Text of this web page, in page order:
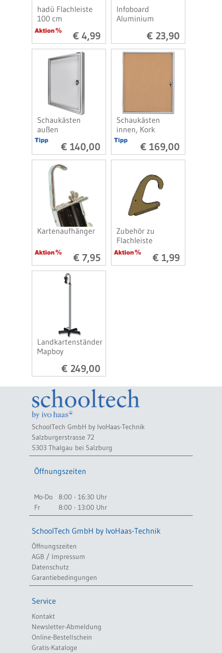
hadü Flachleiste
100 cm
€ 4,99
Infoboard
Aluminium
€ 23,90
Schaukästen
außen
€ 140,00
Schaukästen
innen, Kork
€ 169,00
Kartenaufhänger
€ 7,95
Zubehör zu
Flachleiste
€ 1,99
Landkartenständer
Mapboy
€ 249,00
SchoolTech GmbH by IvoHaas-Technik
Salzburgerstrasse 72
5303 Thalgau bei Salzburg
Öffnungszeiten
Mo-Do
8:00 - 16:30 Uhr
Fr
8:00 - 13:00 Uhr
SchoolTech GmbH by IvoHaas-Technik
Öffnungszeiten
AGB / Impressum
Datenschutz
Garantiebedingungen
Service
Kontakt
Newsletter-Abmeldung
Online-Bestellschein
Gratis-Kataloge